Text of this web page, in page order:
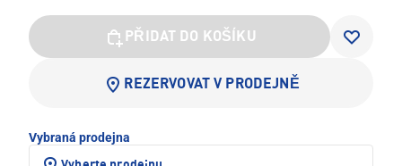
PŘIDAT DO KOŠÍKU
REZERVOVAT V PRODEJNĚ
Vybraná prodejna